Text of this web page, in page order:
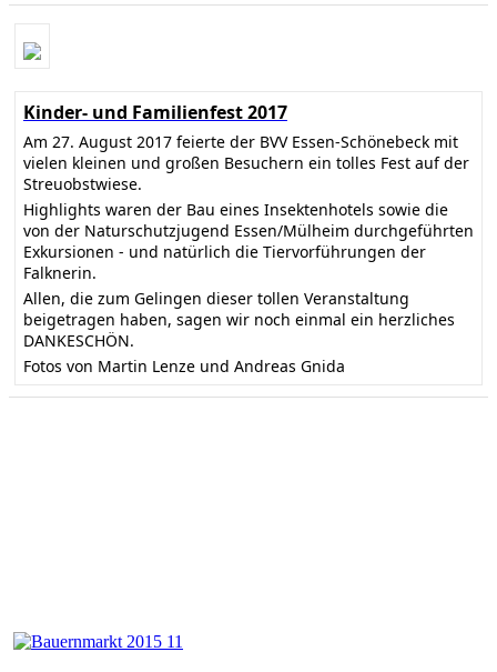
Kinder- und Familienfest 2017
Am 27. August 2017 feierte der BVV Essen-Schönebeck mit
vielen kleinen und großen Besuchern ein tolles Fest auf der
Streuobstwiese.
Highlights waren der Bau eines Insektenhotels sowie die
von der Naturschutzjugend Essen/Mülheim durchgeführten
Exkursionen - und natürlich die Tiervorführungen der
Falknerin.
Allen, die zum Gelingen dieser tollen Veranstaltung
beigetragen haben, sagen wir noch einmal ein herzliches
DANKESCHÖN.
Fotos von Martin Lenze und Andreas Gnida